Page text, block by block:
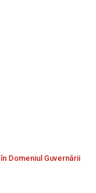
Domeniul Guvernării